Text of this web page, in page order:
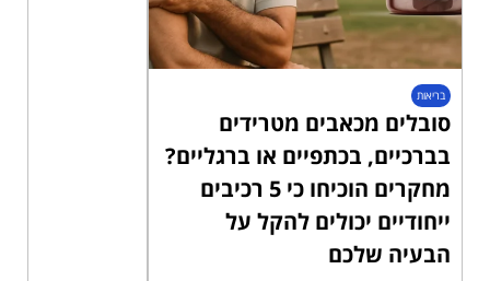
בריאות
סובלים מכאבים מטרידים
בברכיים, בכתפיים או ברגליים?
מחקרים הוכיחו כי 5 רכיבים
ייחודיים יכולים להקל על
הבעיה שלכם